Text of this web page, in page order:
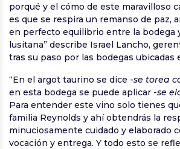
porqué y el cómo de este maravilloso
es que se respira un remanso de paz,
en perfecto equilibrio entre la bodega
lusitana” describe Israel Lancho,
tras su paso por las bodegas ubicadas
“En el argot taurino se dice -se torea
en esta bodega se puede aplicar -se
Para entender este vino solo tienes
familia Reynolds y ahí obtendrás la
minuciosamente cuidado y elaborado
vocación y entrega. Y todo esto se